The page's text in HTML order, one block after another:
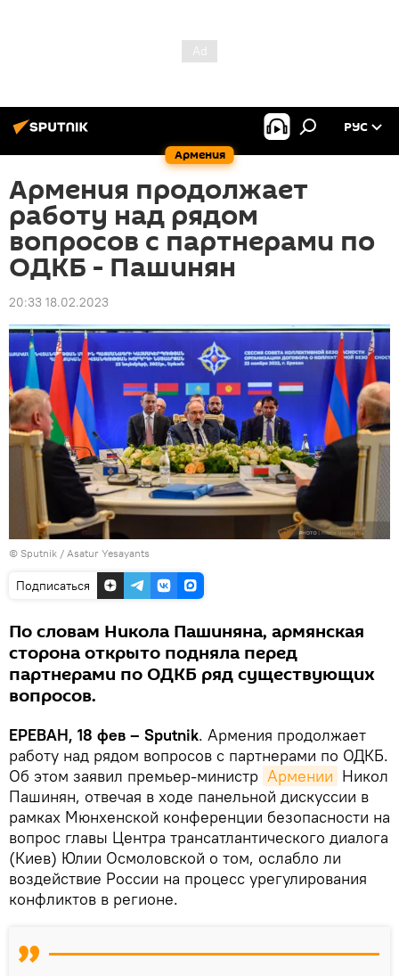
Армения
РУС
Армения продолжает
работу над рядом
вопросов с партнерами по
ОДКБ - Пашинян
20:33 18.02.2023
© Sputnik / Asatur Yesayants
Подписаться
По словам Никола Пашиняна, армянская
сторона открыто подняла перед
партнерами по ОДКБ ряд существующих
вопросов.
ЕРЕВАН, 18 фев – Sputnik. Армения продолжает
работу над рядом вопросов с партнерами по ОДКБ.
Об этом заявил премьер-министр Армении Никол
Пашинян, отвечая в ходе панельной дискуссии в
рамках Мюнхенской конференции безопасности на
вопрос главы Центра трансатлантического диалога
(Киев) Юлии Осмоловской о том, ослабло ли
воздействие России на процесс урегулирования
конфликтов в регионе.